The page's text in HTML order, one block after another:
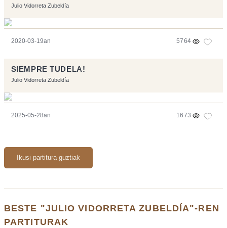
Julio Vidorreta Zubeldía
2020-03-19an 5764
SIEMPRE TUDELA!
Julio Vidorreta Zubeldía
2025-05-28an 1673
Ikusi partitura guztiak
BESTE "JULIO VIDORRETA ZUBELDÍA"-REN
PARTITURAK